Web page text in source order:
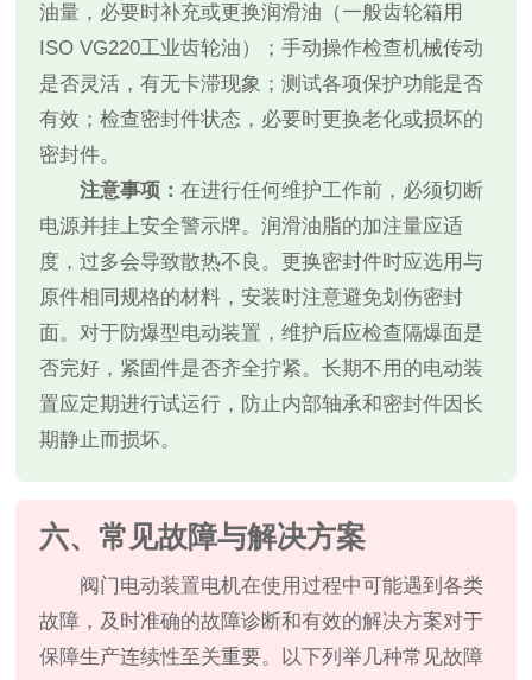
油量，必要时补充或更换润滑油（一般齿轮箱用
ISO VG220工业齿轮油）；手动操作检查机械传动
是否灵活，有无卡滞现象；测试各项保护功能是否
有效；检查密封件状态，必要时更换老化或损坏的
密封件。
注意事项：在进行任何维护工作前，必须切断
电源并挂上安全警示牌。润滑油脂的加注量应适
度，过多会导致散热不良。更换密封件时应选用与
原件相同规格的材料，安装时注意避免划伤密封
面。对于防爆型电动装置，维护后应检查隔爆面是
否完好，紧固件是否齐全拧紧。长期不用的电动装
置应定期进行试运行，防止内部轴承和密封件因长
期静止而损坏。
六、常见故障与解决方案
阀门电动装置电机在使用过程中可能遇到各类
故障，及时准确的故障诊断和有效的解决方案对于
保障生产连续性至关重要。以下列举几种常见故障